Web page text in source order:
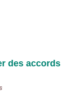
des accords